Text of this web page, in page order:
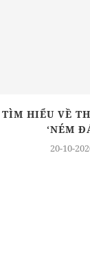
TÌM HIỂU VỀ
‘NÉM
20-10-